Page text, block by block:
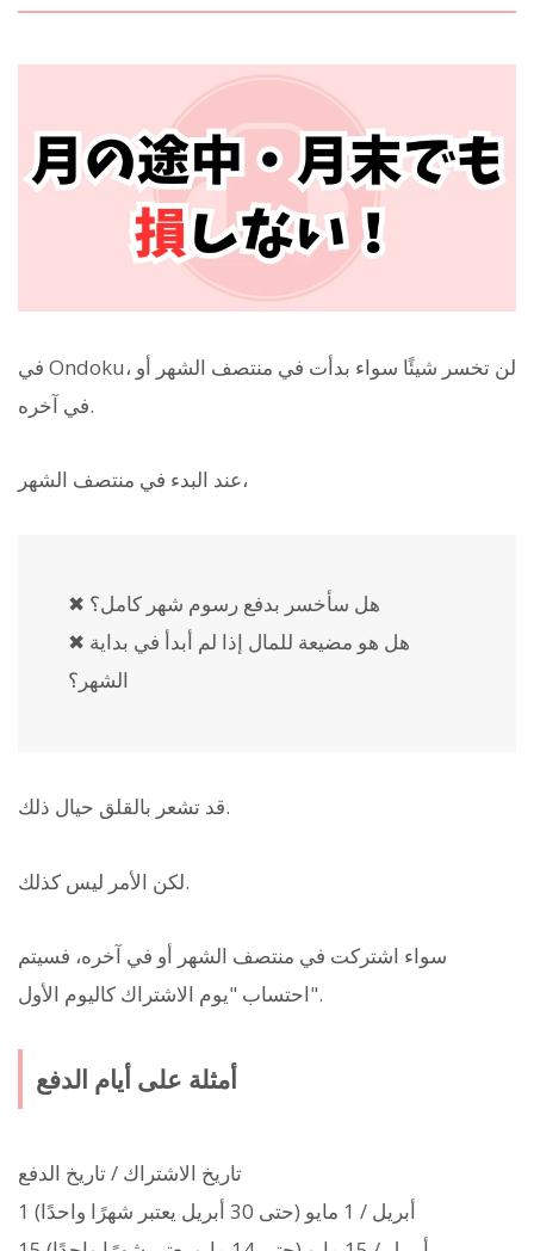
في Ondoku، لن تخسر شيئًا سواء بدأت في منتصف الشهر أو
في آخره.
عند البدء في منتصف الشهر،
✖ هل سأخسر بدفع رسوم شهر كامل؟
✖ هل هو مضيعة للمال إذا لم أبدأ في بداية
الشهر؟
قد تشعر بالقلق حيال ذلك.
لكن الأمر ليس كذلك.
سواء اشتركت في منتصف الشهر أو في آخره، فسيتم
احتساب "يوم الاشتراك كاليوم الأول".
أمثلة على أيام الدفع
تاريخ الاشتراك / تاريخ الدفع
1 أبريل / 1 مايو (حتى 30 أبريل يعتبر شهرًا واحدًا)